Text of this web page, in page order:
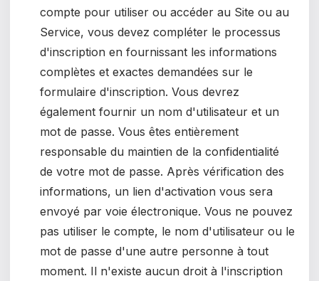
compte pour utiliser ou accéder au Site ou au
Service, vous devez compléter le processus
d'inscription en fournissant les informations
complètes et exactes demandées sur le
formulaire d'inscription. Vous devrez
également fournir un nom d'utilisateur et un
mot de passe. Vous êtes entièrement
responsable du maintien de la confidentialité
de votre mot de passe. Après vérification des
informations, un lien d'activation vous sera
envoyé par voie électronique. Vous ne pouvez
pas utiliser le compte, le nom d'utilisateur ou le
mot de passe d'une autre personne à tout
moment. Il n'existe aucun droit à l'inscription